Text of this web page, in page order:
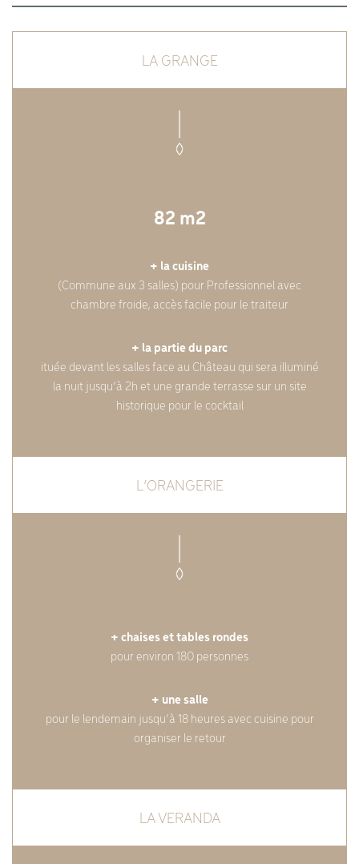
LA GRANGE
82 m2
+ la cuisine
(Commune aux 3 salles) pour Professionnel avec
chambre froide, accès facile pour le traiteur
+ la partie du parc
ituée devant les salles face au Château qui sera illuminé
la nuit jusqu’à 2h et une grande terrasse sur un site
historique pour le cocktail
L’ORANGERIE
+ chaises et tables rondes
pour environ 180 personnes
+ une salle
pour le lendemain jusqu’à 18 heures avec cuisine pour
organiser le retour
LA VERANDA